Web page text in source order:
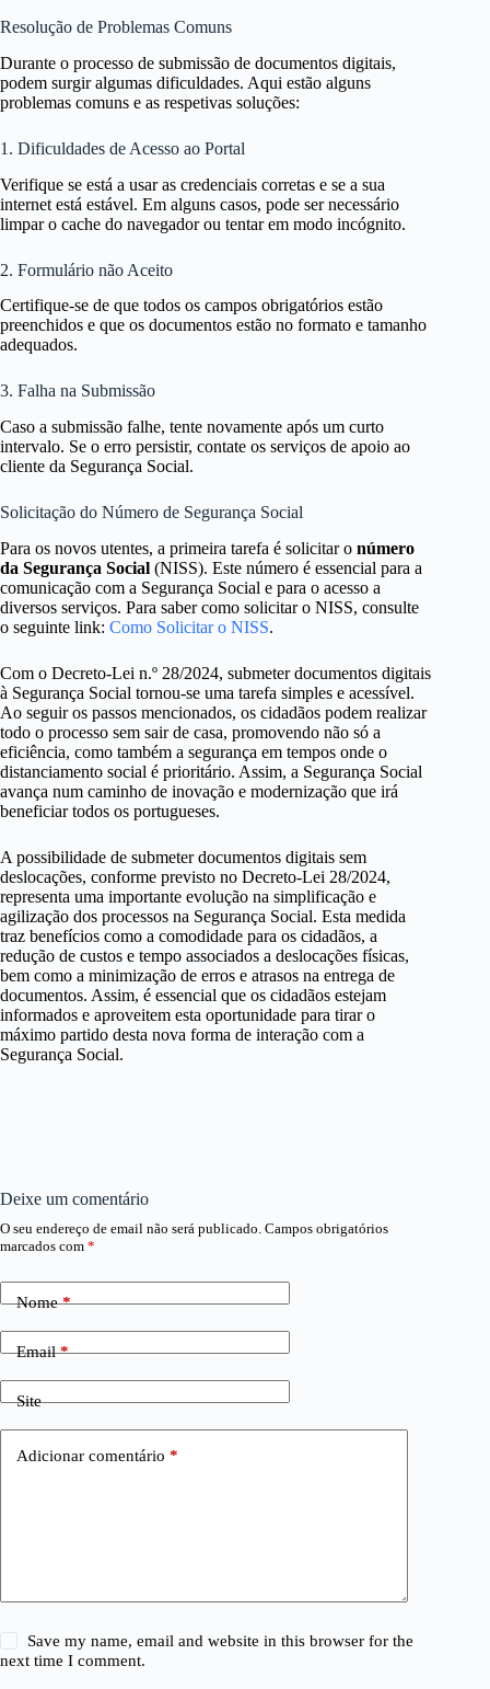
Resolução de Problemas Comuns
Durante o processo de submissão de documentos digitais,
podem surgir algumas dificuldades. Aqui estão alguns
problemas comuns e as respetivas soluções:
1. Dificuldades de Acesso ao Portal
Verifique se está a usar as credenciais corretas e se a sua
internet está estável. Em alguns casos, pode ser necessário
limpar o cache do navegador ou tentar em modo incógnito.
2. Formulário não Aceito
Certifique-se de que todos os campos obrigatórios estão
preenchidos e que os documentos estão no formato e tamanho
adequados.
3. Falha na Submissão
Caso a submissão falhe, tente novamente após um curto
intervalo. Se o erro persistir, contate os serviços de apoio ao
cliente da Segurança Social.
Solicitação do Número de Segurança Social
Para os novos utentes, a primeira tarefa é solicitar o número
da Segurança Social (NISS). Este número é essencial para a
comunicação com a Segurança Social e para o acesso a
diversos serviços. Para saber como solicitar o NISS, consulte
o seguinte link: Como Solicitar o NISS.
Com o Decreto-Lei n.º 28/2024, submeter documentos digitais
à Segurança Social tornou-se uma tarefa simples e acessível.
Ao seguir os passos mencionados, os cidadãos podem realizar
todo o processo sem sair de casa, promovendo não só a
eficiência, como também a segurança em tempos onde o
distanciamento social é prioritário. Assim, a Segurança Social
avança num caminho de inovação e modernização que irá
beneficiar todos os portugueses.
A possibilidade de submeter documentos digitais sem
deslocações, conforme previsto no Decreto-Lei 28/2024,
representa uma importante evolução na simplificação e
agilização dos processos na Segurança Social. Esta medida
traz benefícios como a comodidade para os cidadãos, a
redução de custos e tempo associados a deslocações físicas,
bem como a minimização de erros e atrasos na entrega de
documentos. Assim, é essencial que os cidadãos estejam
informados e aproveitem esta oportunidade para tirar o
máximo partido desta nova forma de interação com a
Segurança Social.
Deixe um comentário
O seu endereço de email não será publicado. Campos obrigatórios
marcados com *
Nome*
Email*
Site
Adicionar comentário *
Save my name, email and website in this browser for the
next time I comment.